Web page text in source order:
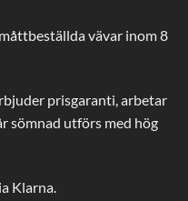
vävar inom 8
prisgaranti, arbetar
sömnad utförs med hög
Klarna.